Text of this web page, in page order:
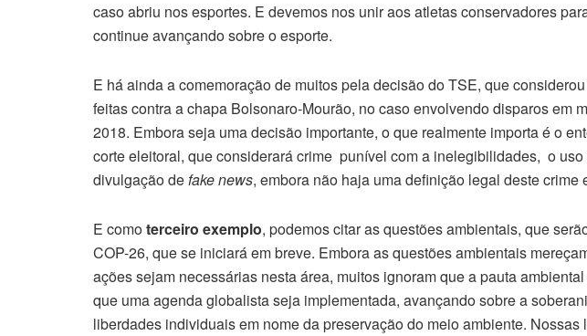
caso abriu nos esportes. E devemos nos unir aos atletas conservadores
continue avançando sobre o esporte.
E há ainda a comemoração de muitos pela decisão do TSE, que
feitas contra a chapa Bolsonaro-Mourão, no caso envolvendo disparos em
2018. Embora seja uma decisão importante, o que realmente importa é o
corte eleitoral, que considerará crime punível com a inelegibilidades, o
divulgação defake news, embora não haja uma definição legal deste crime
E comoterceiro exemplo, podemos citar as questões ambientais, que
COP-26, que se iniciará em breve. Embora as questões ambientais
ações sejam necessárias nesta área, muitos ignoram que a pauta
que uma agenda globalista seja implementada, avançando sobre a
liberdades individuais em nome da preservação do meio ambiente. Nossas